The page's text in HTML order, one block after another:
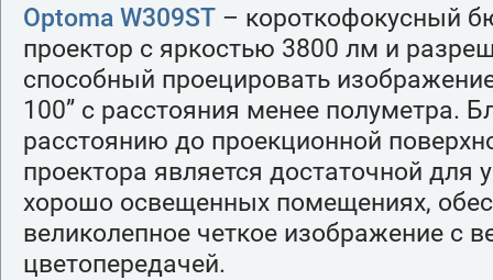
Optoma W309ST – короткофокусный
проектор с яркостью 3800 лм и
способный проецировать
100” с расстояния менее полуметра.
расстоянию до проекционной
проектора является достаточной для
хорошо освещенных помещениях,
великолепное четкое изображение с
цветопередачей.